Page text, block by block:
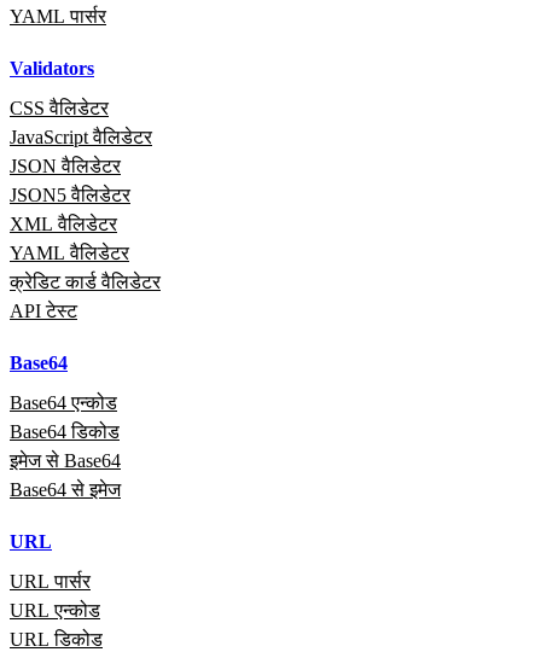
YAML पार्सर
Validators
CSS वैलिडेटर
JavaScript वैलिडेटर
JSON वैलिडेटर
JSON5 वैलिडेटर
XML वैलिडेटर
YAML वैलिडेटर
क्रेडिट कार्ड वैलिडेटर
API टेस्ट
Base64
Base64 एन्कोड
Base64 डिकोड
इमेज से Base64
Base64 से इमेज
URL
URL पार्सर
URL एन्कोड
URL डिकोड